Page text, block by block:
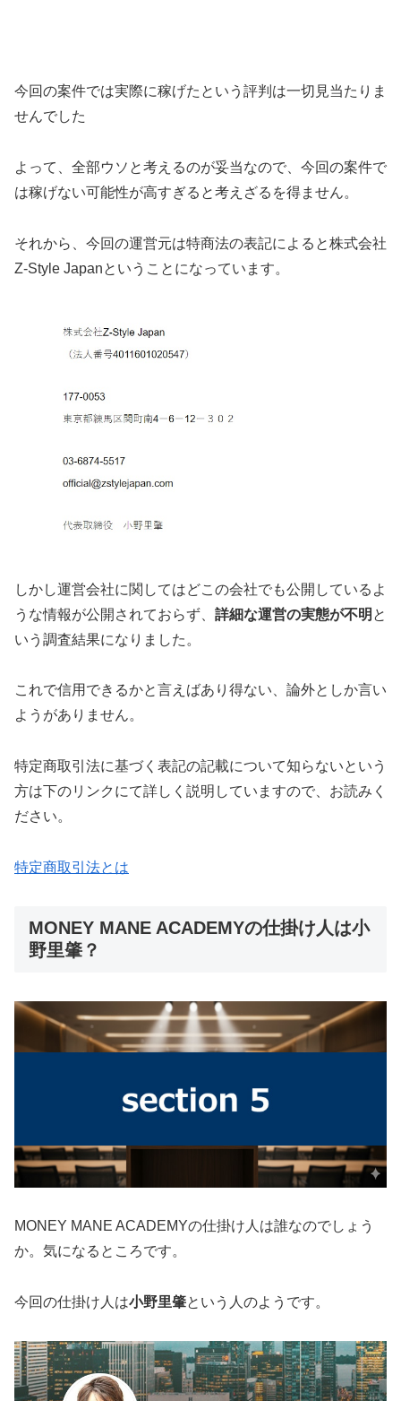
今回の案件では実際に稼げたという評判は一切見当たりま
せんでした
よって、全部ウソと考えるのが妥当なので、今回の案件で
は稼げない可能性が高すぎると考えざるを得ません。
それから、今回の運営元は特商法の表記によると株式会社
Z-Style Japanということになっています。
しかし運営会社に関してはどこの会社でも公開しているよ
うな情報が公開されておらず、 詳細な運営の実態が不明 と
いう調査結果になりました。
これで信用できるかと言えばあり得ない、論外としか言い
ようがありません。
特定商取引法に基づく表記の記載について知らないという
方は下のリンクにて詳しく説明していますので、お読みく
ださい。
特定商取引法とは
MONEY MANE ACADEMYの仕掛け人は小
野里肇？
MONEY MANE ACADEMYの仕掛け人は誰なのでしょう
か。気になるところです。
今回の仕掛け人は小野里肇という人のようです。